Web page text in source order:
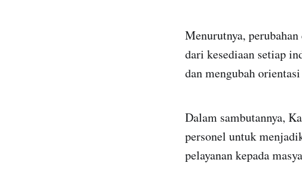
Menurutnya,
dari kesediaan setiap
dan mengubah
Dalam sambutannya,
personel untuk
pelayanan kepada